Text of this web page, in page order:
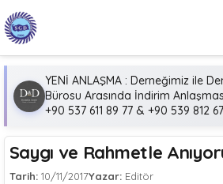
YENİ ANLAŞMA : Derneğimiz ile
Bürosu Arasında İndirim
+90 537 611 89 77 & +90 539 812
Saygı ve Rahmetle
Tarih: 10/11/2017Yazar:Editör